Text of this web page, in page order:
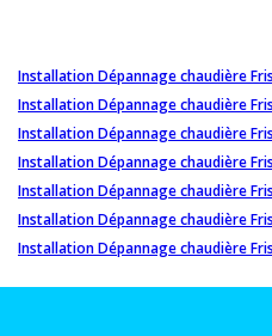
Installation Dépannage chaudière
Installation Dépannage chaudière
Installation Dépannage chaudière
Installation Dépannage chaudière
Installation Dépannage chaudière
Installation Dépannage chaudière
Installation Dépannage chaudière